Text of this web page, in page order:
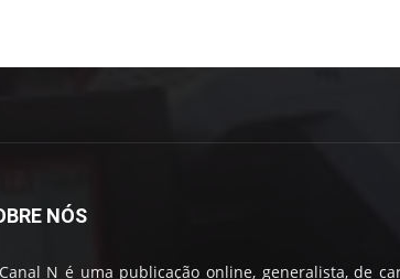
NÓS
N é uma publicação online, generalista, de